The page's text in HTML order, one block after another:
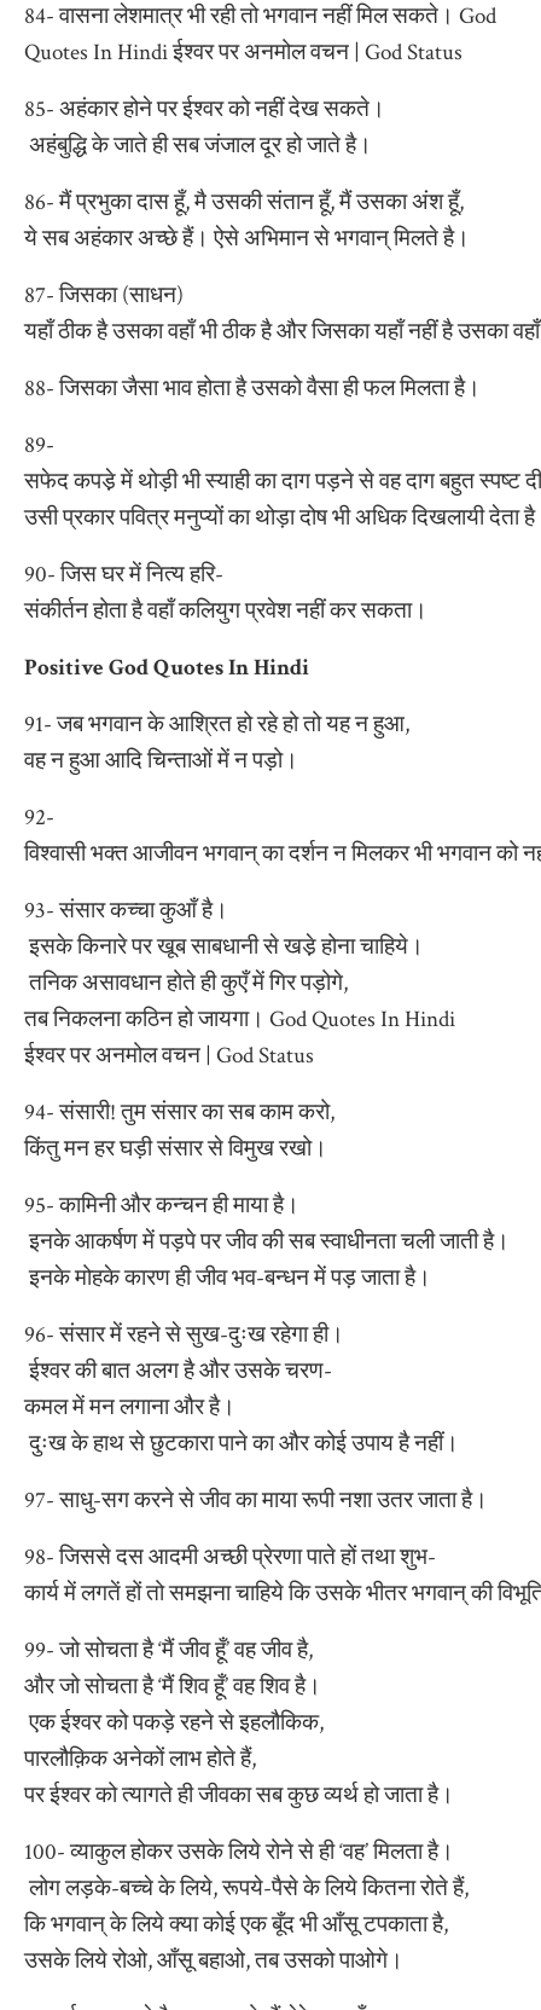
84- वासना लेशमात्र भी रही तो भगवान नहीं मिल सकते। God
Quotes In Hindi ईश्वर पर अनमोल वचन | God Status
85- अहंकार होने पर ईश्वर को नहीं देख सकते।
अहंबुद्धि के जाते ही सब जंजाल दूर हो जाते है।
86- मैं प्रभुका दास हूँ, मै उसकी संतान हूँ, मैं उसका अंश हूँ,
ये सब अहंकार अच्छे हैं। ऐसे अभिमान से भगवान् मिलते है।
87- जिसका (साधन)
यहाँ ठीक है उसका वहाँ भी ठीक है और जिसका यहाँ नहीं है उसका
88- जिसका जैसा भाव होता है उसको वैसा ही फल मिलता है।
89-
सफेद कपडे़ में थोड़ी भी स्याही का दाग पड़ने से वह दाग बहुत स्पष्ट
उसी प्रकार पवित्र मनुप्यों का थोड़ा दोष भी अधिक दिखलायी देता
90- जिस घर में नित्य हरि-
संकीर्तन होता है वहाँ कलियुग प्रवेश नहीं कर सकता।
Positive God Quotes In Hindi
91- जब भगवान के आश्रित हो रहे हो तो यह न हुआ,
वह न हुआ आदि चिन्ताओं में न पड़ो।
92-
विश्वासी भक्त आजीवन भगवान् का दर्शन न मिलकर भी भगवान को
93- संसार कच्चा कुआँ है।
इसके किनारे पर खूब साबधानी से खडे़ होना चाहिये।
तनिक असावधान होते ही कुएँ में गिर पड़ोगे,
तब निकलना कठिन हो जायगा। God Quotes In Hindi
ईश्वर पर अनमोल वचन | God Status
94- संसारी! तुम संसार का सब काम करो,
किंतु मन हर घड़ी संसार से विमुख रखो।
95- कामिनी और कन्चन ही माया है।
इनके आकर्षण में पड़पे पर जीव की सब स्वाधीनता चली जाती है।
इनके मोहके कारण ही जीव भव-बन्धन में पड़ जाता है।
96- संसार में रहने से सुख-दुःख रहेगा ही।
ईश्वर की बात अलग है और उसके चरण-
कमल में मन लगाना और है।
दुःख के हाथ से छुटकारा पाने का और कोई उपाय है नहीं।
97- साधु-सग करने से जीव का माया रूपी नशा उतर जाता है।
98- जिससे दस आदमी अच्छी प्रेरणा पाते हों तथा शुभ-
कार्य में लगतें हों तो समझना चाहिये कि उसके भीतर भगवान् की
99- जो सोचता है ‘मैं जीव हूँ’ वह जीव है,
और जो सोचता है ‘मैं शिव हूँ’ वह शिव है।
एक ईश्वर को पकड़े रहने से इहलौकिक,
पारलौक़िक अनेकों लाभ होते हैं,
पर ईश्वर को त्यागते ही जीवका सब कुछ व्यर्थ हो जाता है।
100- व्याकुल होकर उसके लिये रोने से ही ‘वह’ मिलता है।
लोग लड़के-बच्चे के लिये, रूपये-पैसे के लिये कितना रोते हैं,
कि भगवान् के लिये क्या कोई एक बूँद भी आँसू टपकाता है,
उसके लिये रोओ, आँसू बहाओ, तब उसको पाओगे।